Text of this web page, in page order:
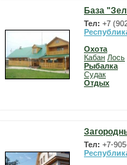
База
Тел: +7
Охота
Кабан Лось
Рыбалка
Судак
Отдых
Тел: +7-